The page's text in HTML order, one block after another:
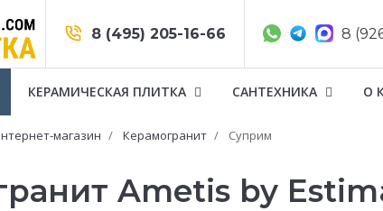
8 (495) 205-16-66 8
КЕРАМИЧЕСКАЯ ПЛИТКА САНТЕХНИКА О
магазин Керамогранит Суприм
Ametis by